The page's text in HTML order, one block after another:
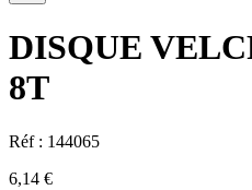
DISQUE
8T
Réf : 144065
6,14 €